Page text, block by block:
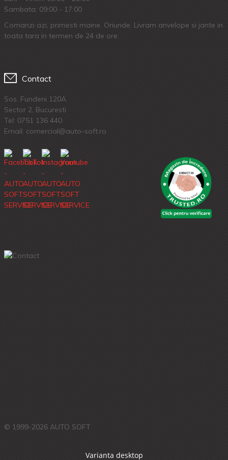
Sambata: 09:00 - 17:00
Comanzi azi, primesti maine. Oriunde. Livram anvelope si jante in
toata tara in termen de 24 de ore.
Contact
Sos. Fundeni 120A
Sector 2, Bucuresti
Tel: 0751 136 440
Email: comercial@auto-soft.ro
© 1999-2026 AUTO SOFT
Varianta desktop